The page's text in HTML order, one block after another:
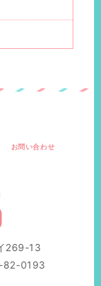
お問い合わせ
269-13
82-0193